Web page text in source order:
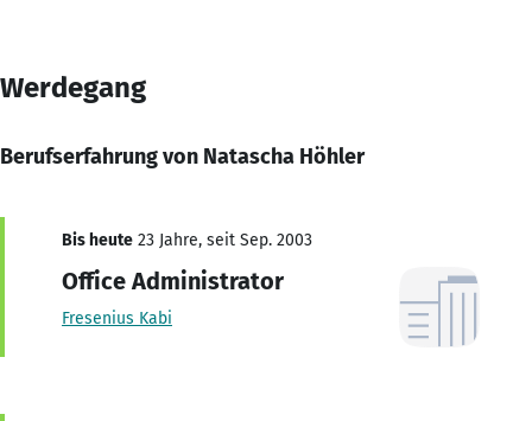
Werdegang
Berufserfahrung von Natascha Höhler
Bis heute 23 Jahre, seit Sep. 2003
Office Administrator
Fresenius Kabi